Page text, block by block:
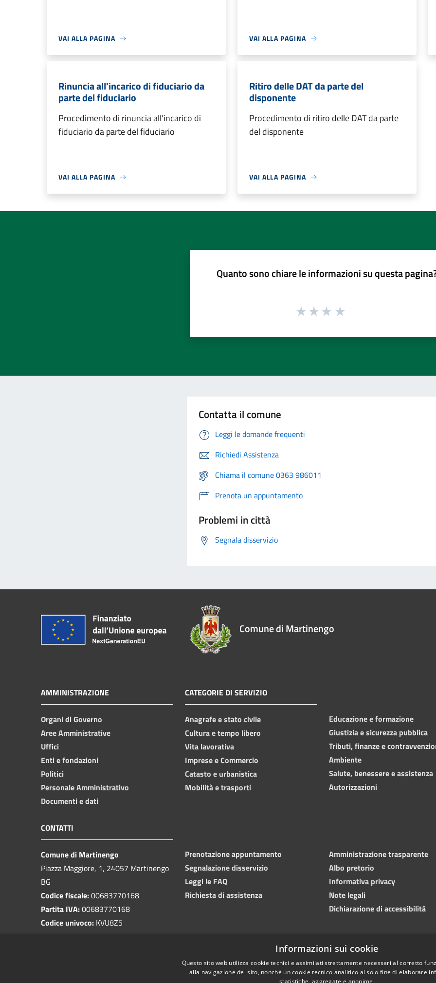
VAI ALLA PAGINA VAI ALLA PAGINA
Rinuncia all'incarico di fiduciario da
parte del fiduciario
Procedimento di rinuncia all'incarico di
fiduciario da parte del fiduciario
VAI ALLA PAGINA
Ritiro delle DAT da parte del
disponente
Procedimento di ritiro delle DAT da parte
del disponente
VAI ALLA PAGINA
Quanto sono chiare le informazioni su questa
Contatta il comune
Leggi le domande frequenti
Richiedi Assistenza
Chiama il comune 0363 986011
Prenota un appuntamento
Problemi in città
Segnala disservizio
Comune di Martinengo
AMMINISTRAZIONE
Organi di Governo
Aree Amministrative
Uffici
Enti e fondazioni
Politici
Personale Amministrativo
Documenti e dati
CATEGORIE DI SERVIZIO
Anagrafe e stato civile
Cultura e tempo libero
Vita lavorativa
Imprese e Commercio
Catasto e urbanistica
Mobilità e trasporti
Educazione e formazione
Giustizia e sicurezza pubblica
Tributi, finanze e
Ambiente
Salute, benessere e assistenza
Autorizzazioni
CONTATTI
Comune di Martinengo
Piazza Maggiore, 1, 24057 Martinengo
BG
Codice fiscale:00683770168
Partita IVA:00683770168
Codice univoco: KVU8Z5
Prenotazione appuntamento
Segnalazione disservizio
Leggi le FAQ
Richiesta di assistenza
Amministrazione trasparente
Albo pretorio
Informativa privacy
Note legali
Dichiarazione di accessibilità
Informazioni sui cookie
Questo sito web utilizza cookie tecnici e assimilati strettamente necessari al corretto
alla navigazione del sito, nonché un cookie tecnico analitico al solo fine di elaborare
statistiche, aggregate e anonime.